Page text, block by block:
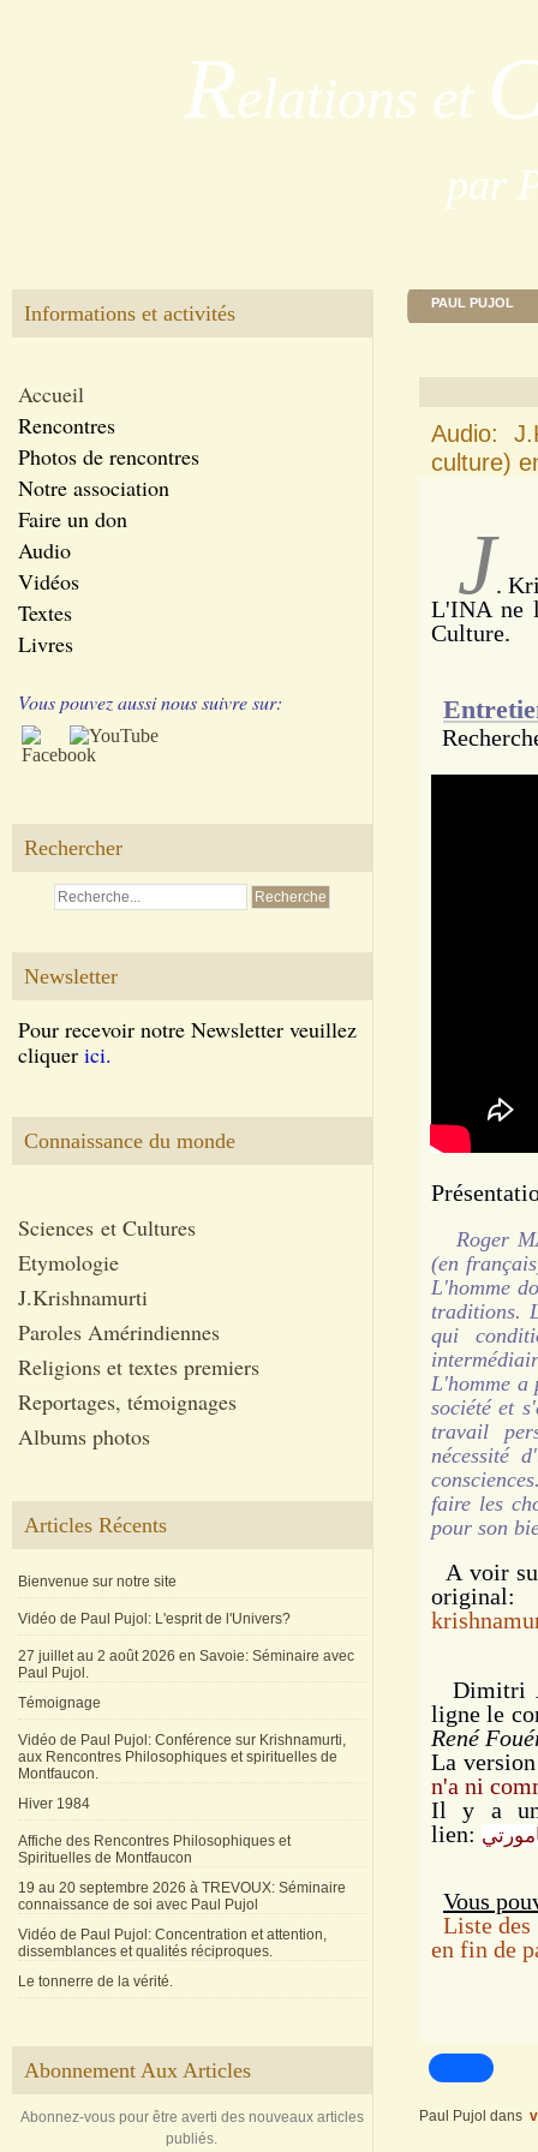
Relations et
par
Informations et activités
Accueil
Rencontres
Photos de rencontres
Notre association
Faire un don
Audio
Vidéos
Textes
Livres
Vous pouvez aussi nous suivre sur:
Rechercher
Newsletter
Pour recevoir notre Newsletter veuillez
cliquer ici.
Connaissance du monde
Sciences et Cultures
Etymologie
J.Krishnamurti
Paroles Amérindiennes
Religions et textes premiers
Reportages, témoignages
Albums photos
Articles Récents
Bienvenue sur notre site
Vidéo de Paul Pujol: L'esprit de l'Univers?
27 juillet au 2 août 2026 en Savoie: Séminaire avec
Paul Pujol.
Témoignage
Vidéo de Paul Pujol: Conférence sur Krishnamurti,
aux Rencontres Philosophiques et spirituelles de
Montfaucon.
Hiver 1984
Affiche des Rencontres Philosophiques et
Spirituelles de Montfaucon
19 au 20 septembre 2026 à TREVOUX: Séminaire
connaissance de soi avec Paul Pujol
Vidéo de Paul Pujol: Concentration et attention,
dissemblances et qualités réciproques.
Le tonnerre de la vérité.
Abonnement Aux Articles
Abonnez-vous pour être averti des nouveaux articles
publiés.
PAUL PUJOL
Audio:
culture)
J.
L'INA ne
Culture.
Roger
(en
L'homme
traditions.
qui
L'homme a
société et
travail
nécessité
faire les
pour son
A voir
Dimitri
ligne le
René
La
n'a ni
Il y a
lien:
Vous
Liste
en fin de
Paul Pujol dans